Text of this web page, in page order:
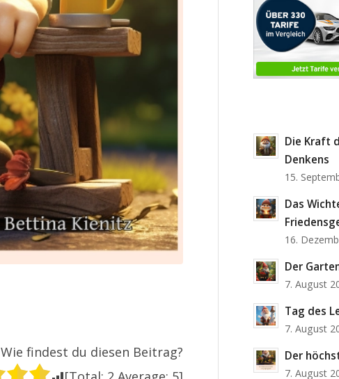
Wie findest du diesen Beitrag?
Die Kraft
Denkens
15.
Das
16.
Der
7. August
Tag des
7. August
Der
7. August